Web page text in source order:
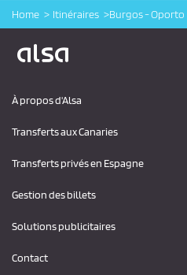
Home Itinéraires Burgos - Oporto
À propos d'Alsa
Transferts aux Canaries
Transferts privés en Espagne
Gestion des billets
Solutions publicitaires
Contact
Logo